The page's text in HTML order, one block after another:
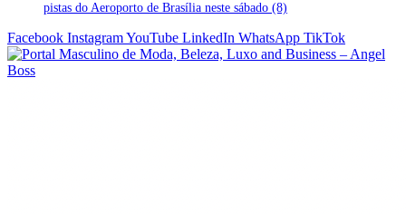
pistas do Aeroporto de Brasília neste sábado (8)
Facebook InstagramYouTube LinkedIn WhatsApp TikTok